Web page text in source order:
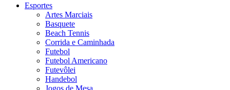
Esportes
Artes Marciais
Basquete
Beach Tennis
Corrida e Caminhada
Futebol
Futebol Americano
Futevôlei
Handebol
Jogos de Mesa